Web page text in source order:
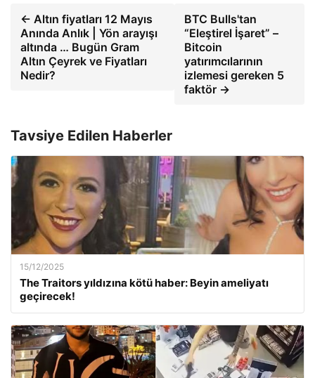
← Altın fiyatları 12 Mayıs
Anında Anlık | Yön arayışı
altında … Bugün Gram
Altın Çeyrek ve Fiyatları
Nedir?
BTC Bulls'tan
“Eleştirel İşaret” –
Bitcoin
yatırımcılarının
izlemesi gereken 5
faktör →
Tavsiye Edilen Haberler
15/12/2025
The Traitors yıldızına kötü haber: Beyin ameliyatı
geçirecek!